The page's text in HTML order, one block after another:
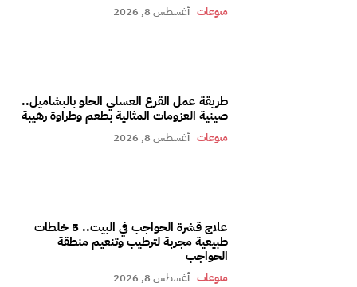
منوعات أغسطس 8, 2026
طريقة عمل القرع العسلي الحلو بالبشاميل..
صينية العزومات المثالية بطعم وطراوة رهيبة
منوعات أغسطس 8, 2026
علاج قشرة الحواجب في البيت.. 5 خلطات
طبيعية مجربة لترطيب وتنعيم منطقة
الحواجب
منوعات أغسطس 8, 2026